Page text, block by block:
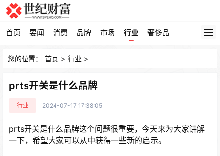
首页 要闻 消费 品牌 市场 行业 奢侈品
您的位置： 首页 > 行业 >
prts开关是什么品牌
行业 2024-07-17 17:38:05
prts开关是什么品牌这个问题很重要，今天来为大家讲解
一下，希望大家可以从中获得一些新的启示。